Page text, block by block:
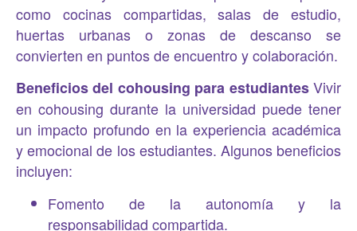
como cocinas compartidas, salas de estudio,
huertas urbanas o zonas de descanso se
convierten en puntos de encuentro y colaboración.
Beneficios del cohousing para estudiantesVivir
en cohousing durante la universidad puede tener
un impacto profundo en la experiencia académica
y emocional de los estudiantes. Algunos beneficios
incluyen:
Fomento de la autonomía y la
responsabilidad compartida.